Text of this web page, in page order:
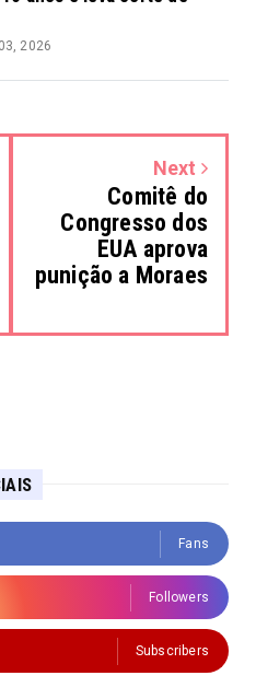
2026
Next
Comitê do
Congresso dos
EUA aprova
punição a Moraes
Fans
Followers
Subscribers